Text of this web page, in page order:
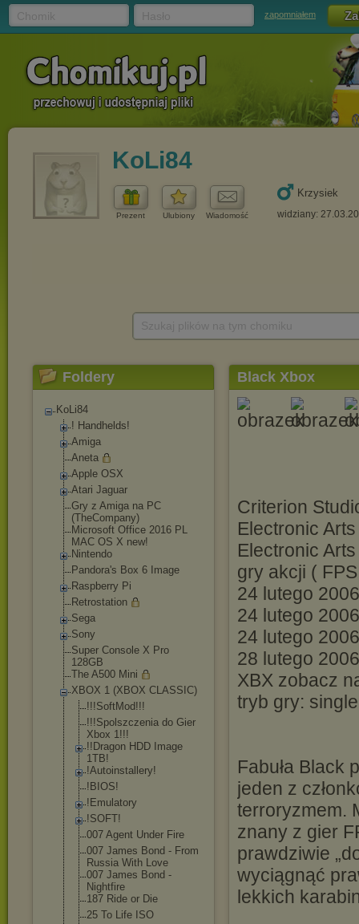
zapomniałem
KoLi84
Prezent Ulubiony Wiadomość
Krzysiek
widziany:
Foldery
KoLi84
! Handhelds!
Amiga
Aneta
Apple OSX
Atari Jaguar
Gry z Amiga na PC
(TheCompany)
Microsoft Office 2016 PL
MAC OS X new!
Nintendo
Pandora's Box 6 Image
Raspberry Pi
Retrostation
Sega
Sony
Super Console X Pro
128GB
The A500 Mini
XBOX 1 (XBOX CLASSIC)
!!!SoftMod!!!
!!!Spolszczenia do Gier
Xbox 1!!!
!!Dragon HDD Image
1TB!
!Autoinstallery!
!BIOS!
!Emulatory
!SOFT!
007 Agent Under Fire
007 James Bond - From
Russia With Love
007 James Bond -
Nightfire
187 Ride or Die
25 To Life ISO
Black Xbox
Criterion
Electronic
Electronic
gry akcji (
24 lutego
24 lutego
24 lutego
28 lutego
XBX zobacz
tryb gry:
Fabuła Black
jeden z
terroryzmem.
znany z gier
prawdziwie
wyciągnąć
lekkich